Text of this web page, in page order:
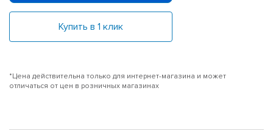
Купить в 1 клик
*Цена действительна только для интернет-магазина и может
отличаться от цен в розничных магазинах